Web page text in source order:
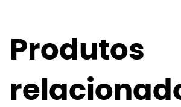
Produtos